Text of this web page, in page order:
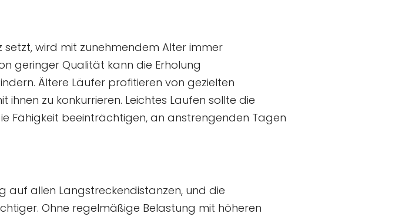
setzt, wird mit zunehmendem Alter immer
geringer Qualität kann die Erholung
Ältere Läufer profitieren von gezielten
zu konkurrieren. Leichtes Laufen sollte die
Fähigkeit beeinträchtigen, an anstrengenden Tagen
auf allen Langstreckendistanzen, und die
Ohne regelmäßige Belastung mit höheren